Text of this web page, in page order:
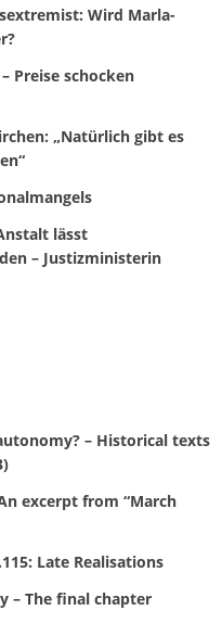
Wird Marla-
Preise schocken
„Natürlich gibt es
lässt
– Justizministerin
– Historical texts
excerpt from “March
Late Realisations
– The final chapter